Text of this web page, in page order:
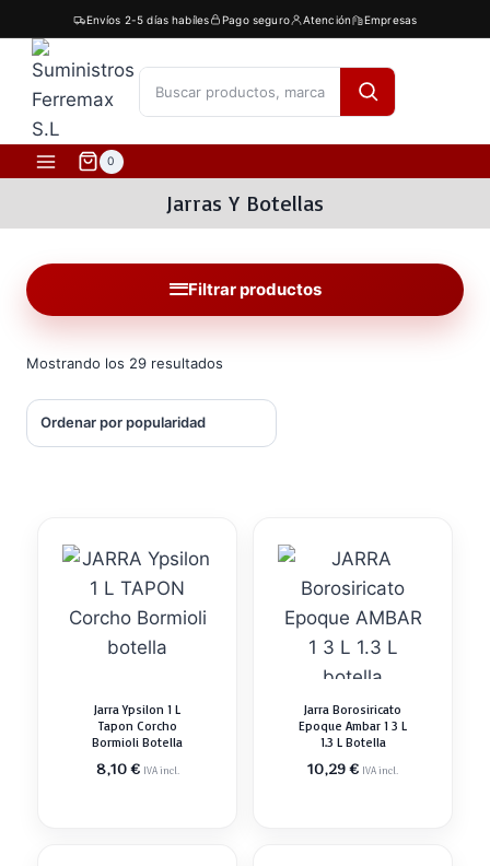
al
contenido
Envíos 2-5 días habíles Pago seguro Atención Empresas
0
Jarras Y Botellas
Filtrar productos
Mostrando los 29 resultados
Jarra Ypsilon 1 L
Tapon Corcho
Bormioli Botella
8,10€ IVA incl.
Jarra Borosiricato
Epoque Ambar 1 3 L
1.3 L Botella
10,29€ IVA incl.